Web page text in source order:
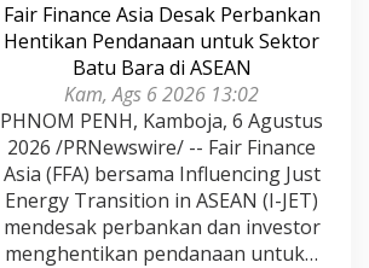
Fair Finance Asia Desak Perbankan
Hentikan Pendanaan untuk Sektor
Batu Bara di ASEAN
Kam, Ags 6 2026 13:02
PHNOM PENH, Kamboja, 6 Agustus
2026 /PRNewswire/ -- Fair Finance
Asia (FFA) bersama Influencing Just
Energy Transition in ASEAN (I-JET)
mendesak perbankan dan investor
menghentikan pendanaan untuk…